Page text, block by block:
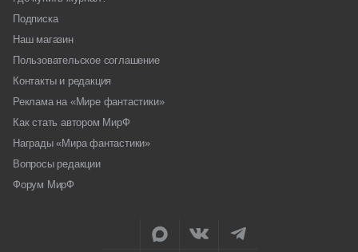
Подписка
Наш магазин
Пользовательское соглашение
Контакты и редакция
Реклама на «Мире фантастики»
Как стать автором МирФ
Награды «Мира фантастики»
Вопросы редакции
Форум МирФ